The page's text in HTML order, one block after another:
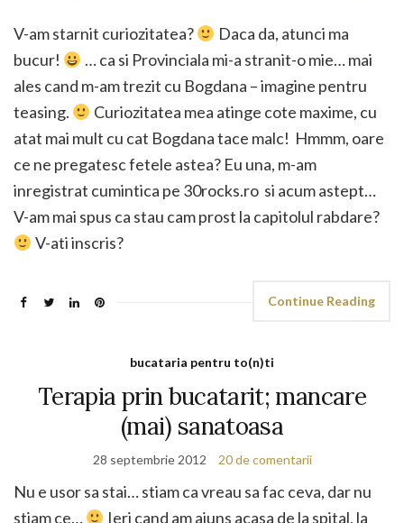
V-am starnit curiozitatea?
Daca da, atunci ma
bucur!
… ca si Provinciala mi-a stranit-o mie… mai
ales cand m-am trezit cu Bogdana – imagine pentru
teasing.
Curiozitatea mea atinge cote maxime, cu
atat mai mult cu cat Bogdana tace malc! Hmmm, oare
ce ne pregatesc fetele astea? Eu una, m-am
inregistrat cumintica pe 30rocks.ro si acum astept…
V-am mai spus ca stau cam prost la capitolul rabdare?
V-ati inscris?
Continue Reading
bucataria pentru to(n)ti
Terapia prin bucatarit; mancare
(mai) sanatoasa
28 septembrie 2012 20 de comentarii
Nu e usor sa stai… stiam ca vreau sa fac ceva, dar nu
stiam ce…
Ieri cand am ajuns acasa de la spital, la